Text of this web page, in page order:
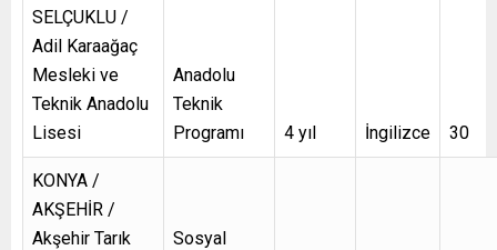
SELÇUKLU /
Adil Karaağaç
Mesleki ve
Teknik Anadolu
Lisesi
Anadolu
Teknik
Programı
4 yıl İngilizce 30
KONYA /
AKŞEHİR /
Akşehir Tarık
Sosyal